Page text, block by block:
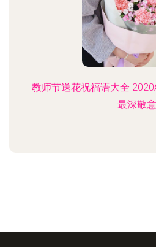
教师节送花祝福语大全
最深敬意